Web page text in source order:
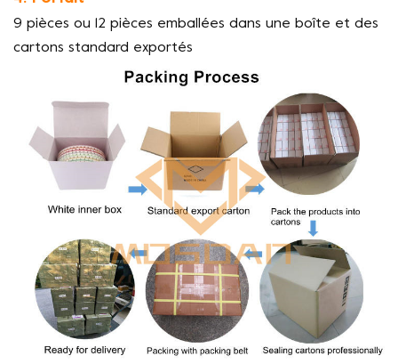
9 pièces ou 12 pièces emballées dans une boîte et des
cartons standard exportés